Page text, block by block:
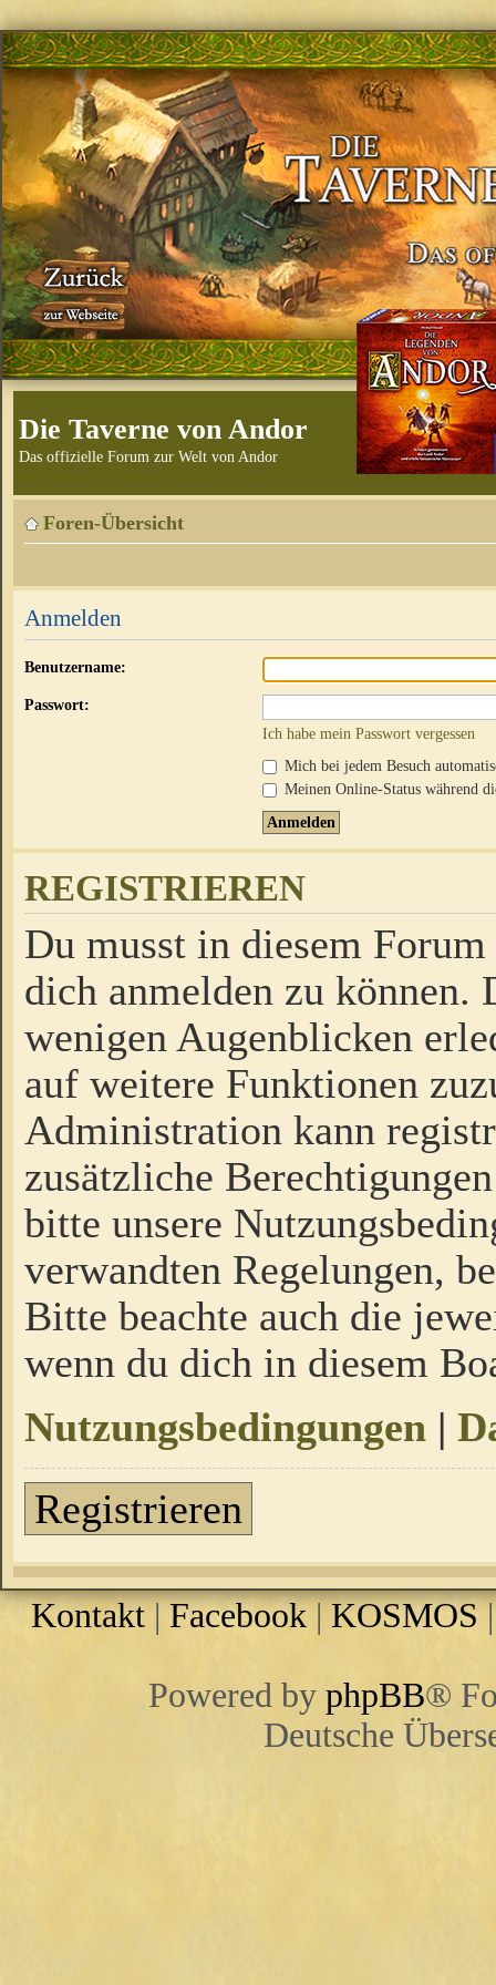
Die Taverne von Andor
Das offizielle Forum zur Welt von Andor
Foren-Übersicht
Anmelden
Benutzername:
Passwort:
Ich habe mein Passwort vergessen
Mich bei jedem Besuch
Meinen Online-Status während
REGISTRIEREN
Du musst in diesem
dich anmelden zu
wenigen Augenblicken
auf weitere Funktionen
Administration kann
zusätzliche
bitte unsere
verwandten Regelungen,
Bitte beachte auch die
wenn du dich in diesem
Nutzungsbedingungen |
Registrieren
Kontakt | Facebook |KOSMOS
Powered by phpBB®
Deutsche